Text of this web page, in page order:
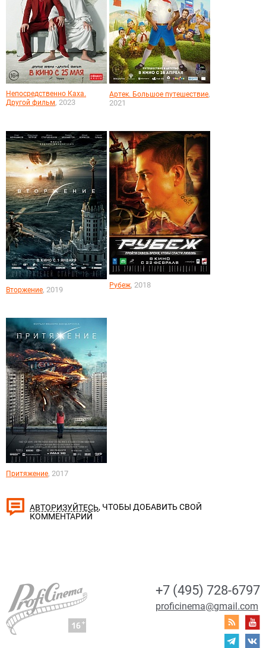
Непосредственно Каха.
Другой фильм, 2023
Артек. Большое путешествие,
2021
Вторжение, 2019 Рубеж, 2018
Притяжение, 2017
АВТОРИЗУЙТЕСЬ, ЧТОБЫ ДОБАВИТЬ СВОЙ
КОММЕНТАРИЙ
+7 (495) 728-6797
proficinema@gmail.com